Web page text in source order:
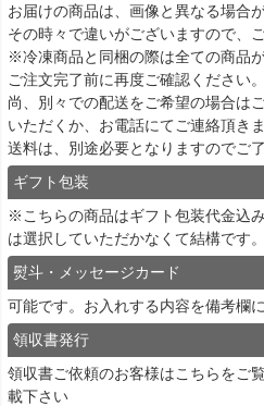
お届けの商品は、画像と異なる場合
その時々で違いがございますので、
※冷凍商品と同梱の際は全ての商品
ご注文完了前に再度ご確認ください。
尚、別々での配送をご希望の場合は
いただくか、お電話にてご連絡頂き
送料は、別途必要となりますのでご
ギフト包装
※こちらの商品はギフト包装代金込
は選択していただかなくて結構です。
熨斗・メッセージカード
可能です。お入れする内容を備考欄
領収書発行
領収書ご依頼のお客様はこちらをご
載下さい